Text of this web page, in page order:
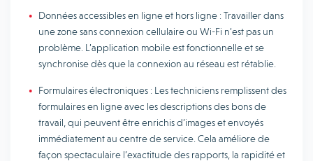
Données accessibles en ligne et hors ligne : Travailler dans
une zone sans connexion cellulaire ou Wi-Fi n’est pas un
problème. L’application mobile est fonctionnelle et se
synchronise dès que la connexion au réseau est rétablie.
Formulaires électroniques : Les techniciens remplissent des
formulaires en ligne avec les descriptions des bons de
travail, qui peuvent être enrichis d’images et envoyés
immédiatement au centre de service. Cela améliore de
façon spectaculaire l’exactitude des rapports, la rapidité et